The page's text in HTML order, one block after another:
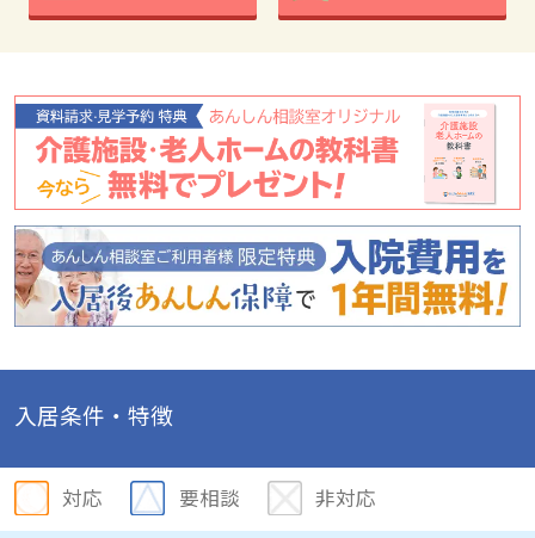
入居条件・特徴
対応 要相談
非対応